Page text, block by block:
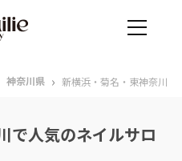
神奈川県 › 新横浜・菊名・東神奈川
で人気のネイルサロ